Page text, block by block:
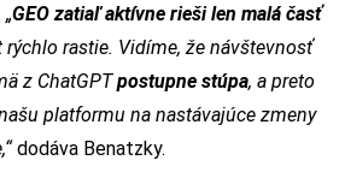
„GEO zatiaľ aktívne rieši len malá časť
rýchlo rastie. Vidíme, že návštevnosť
z ChatGPTpostupne stúpa, a preto
platformu na nastávajúce zmeny
dodáva Benatzky.